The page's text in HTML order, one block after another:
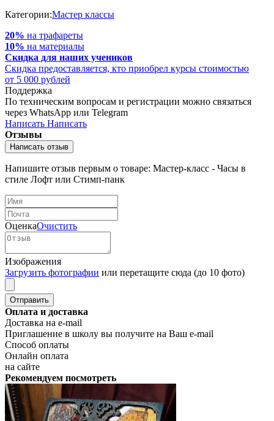
Категории:Мастер классы
20% на трафареты
10% на материалы
Скидка для наших учеников
Cкидка предоставляется, кто приобрел курсы стоимостью
от 5 000 рублей
Поддержка
По техническим вопросам и регистрации можно связаться
через WhatsApp или Telegram
Написать Написать
Отзывы
Написать отзыв
Напишите отзыв первым о товаре: Мастер-класс - Часы в
стиле Лофт или Стимп-панк
ОценкаОчистить
Изображения
Загрузить фотографии или перетащите сюда (до 10 фото)
Оплата и доставка
Доставка на e-mail
Приглашение в школу вы получите на Ваш e-mail
Способ оплаты
Онлайн оплата
на сайте
Рекомендуем посмотреть